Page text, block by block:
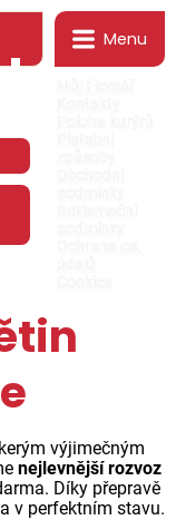
Menu
výjimečným
nejlevnější rozvoz
Díky přepravě
v perfektním stavu.